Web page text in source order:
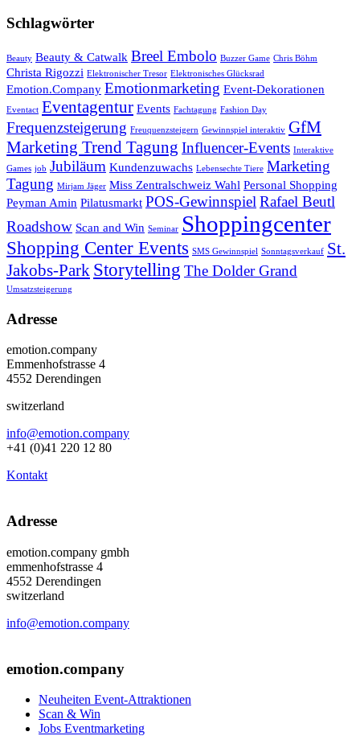
Schlagwörter
Beauty Beauty & Catwalk Breel Embolo Buzzer Game Chris Böhm
Christa Rigozzi Elektronischer Tresor Elektronisches Glücksrad
Emotion.Company Emotionmarketing Event-Dekorationen
Eventact Eventagentur Events Fachtagung Fashion Day
Frequenzsteigerung Freuquenzsteigern Gewinnspiel interaktiv GfM
Marketing Trend Tagung Influencer-Events Interaktive
Games job Jubiläum Kundenzuwachs Lebensechte Tiere Marketing
Tagung Mirjam Jäger Miss Zentralschweiz Wahl Personal Shopping
Peyman Amin Pilatusmarkt POS-Gewinnspiel Rafael Beutl
Roadshow Scan and Win Seminar Shoppingcenter
Shopping Center Events SMS Gewinnspiel Sonntagsverkauf St.
Jakobs-Park Storytelling The Dolder Grand
Umsatzsteigerung
Adresse
emotion.company
Emmenhofstrasse 4
4552 Derendingen
switzerland
info@emotion.company
+41 (0)41 220 12 80
Kontakt
Adresse
emotion.company gmbh
emmenhofstrasse 4
4552 Derendingen
switzerland
info@emotion.company
emotion.company
Neuheiten Event-Attraktionen
Scan & Win
Jobs Eventmarketing